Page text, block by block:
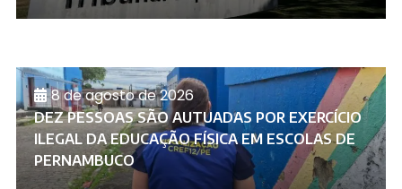
8 de agosto de 2026
DEZ PESSOAS SÃO AUTUADAS POR EXERCÍCIO
ILEGAL DA EDUCAÇÃO FÍSICA EM ESCOLAS DE
PERNAMBUCO